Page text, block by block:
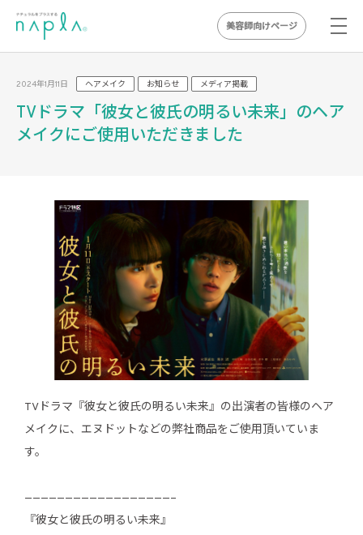
content
美容師向けページ
2024年1月11日 ヘアメイク お知らせ メディア掲載
TVドラマ「彼女と彼氏の明るい未来」のヘア
メイクにご使用いただきました
TVドラマ『彼女と彼氏の明るい未来』の出演者の皆様のヘア
メイクに、エヌドットなどの弊社商品をご使用頂いていま
す。
——————————————————–
『彼女と彼氏の明るい未来』